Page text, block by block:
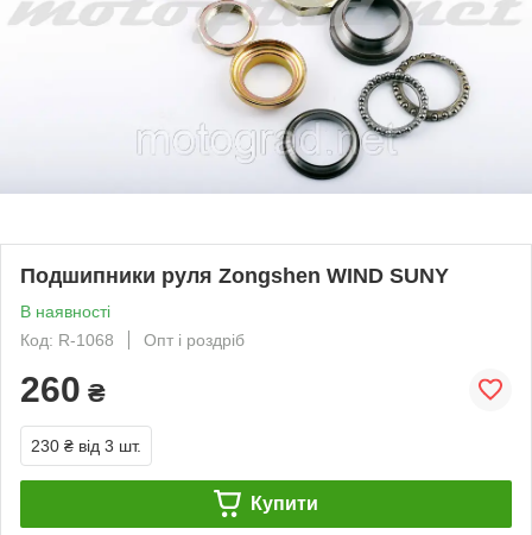
Подшипники руля Zongshen WIND SUNY
В наявності
Код: R-1068
Опт і роздріб
260 ₴
230 ₴ від 3 шт.
Купити